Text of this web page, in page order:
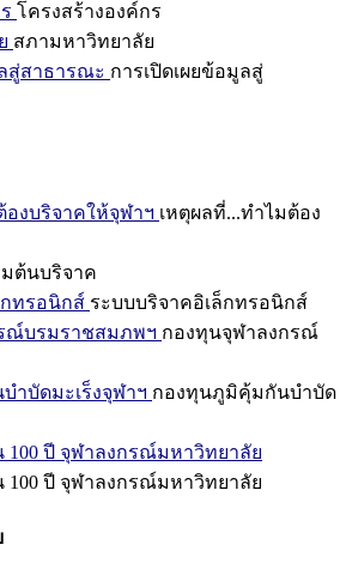
โครงสร้างองค์กร
สภามหาวิทยาลัย
สู่สาธารณะ การเปิดเผยข้อมูลสู่
องบริจาคให้จุฬาฯ เหตุผลที่...ทำไมต้อง
มต้นบริจาค
กทรอนิกส์ ระบบบริจาคอิเล็กทรอนิกส์
ณ์บรมราชสมภพฯ กองทุนจุฬาลงกรณ์
ำบัดมะเร็งจุฬาฯ กองทุนภูมิคุ้มกันบำบัด
100 ปี จุฬาลงกรณ์มหาวิทยาลัย
100 ปี จุฬาลงกรณ์มหาวิทยาลัย